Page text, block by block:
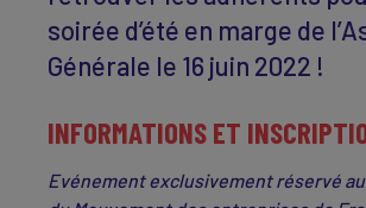
soirée d’été en marge de
Générale le 16 juin 2022 !
INFORMATIONS ET
Evénement exclusivement réservé